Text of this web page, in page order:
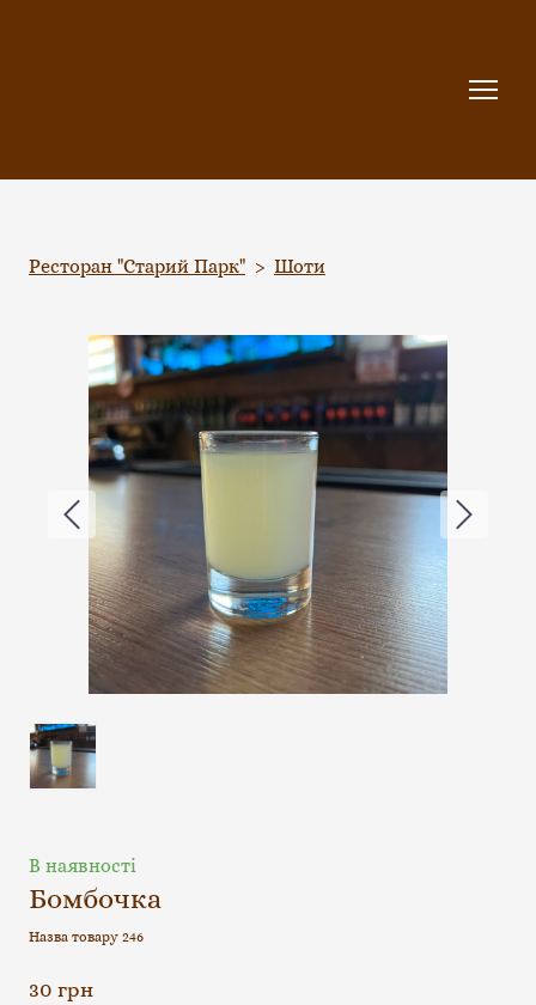
Ресторан "Старий Парк" Шоти
В наявності
Бомбочка
Назва товару 246
30 грн